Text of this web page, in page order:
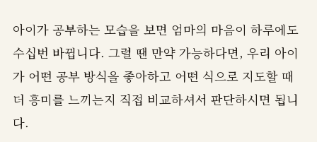
아이가 공부하는 모습을 보면 엄마의 마음이 하루에도
수십번 바뀝니다. 그럴 땐 만약 가능하다면, 우리 아이
가 어떤 공부 방식을 좋아하고 어떤 식으로 지도할 때
더 흥미를 느끼는지 직접 비교하셔서 판단하시면 됩니
다.